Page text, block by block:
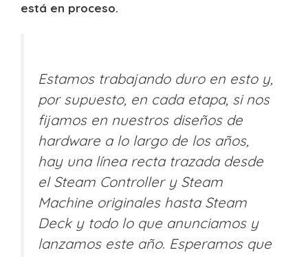
está en proceso.
Estamos trabajando duro en esto y,
por supuesto, en cada etapa, si nos
fijamos en nuestros diseños de
hardware a lo largo de los años,
hay una línea recta trazada desde
el Steam Controller y Steam
Machine originales hasta Steam
Deck y todo lo que anunciamos y
lanzamos este año. Esperamos que